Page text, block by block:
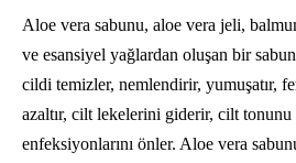
Aloe vera sabunu, aloe vera jeli,
ve esansiyel yağlardan oluşan bir
cildi temizler, nemlendirir, yumuşatır,
azaltır, cilt lekelerini giderir, cilt tonunu
enfeksiyonlarını önler. Aloe vera